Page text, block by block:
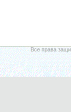
Все права